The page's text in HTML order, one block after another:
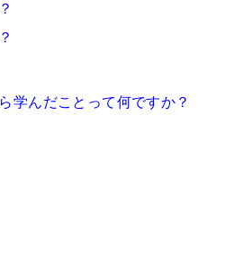
学んだことって何ですか？